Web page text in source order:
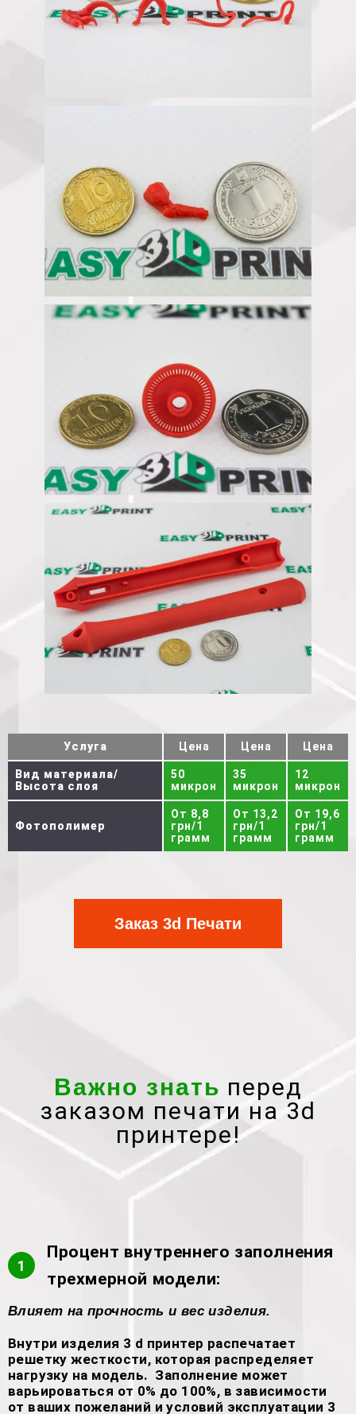
Услуга Цена Цена Цена
Вид материала/
Высота слоя
50
микрон
35
микрон
12
микрон
Фотополимер
От 8,8
грн/1
грамм
От 13,2
грн/1
грамм
От 19,6
грн/1
грамм
Заказ 3d Печати
Важно знать перед
заказом печати на 3d
принтере!
1
Процент внутреннего заполнения
трехмерной модели:
Влияет на прочность и вес изделия.
Внутри изделия 3 d принтер распечатает
решетку жесткости, которая распределяет
нагрузку на модель. Заполнение может
варьироваться от 0% до 100%, в зависимости
от ваших пожеланий и условий эксплуатации 3